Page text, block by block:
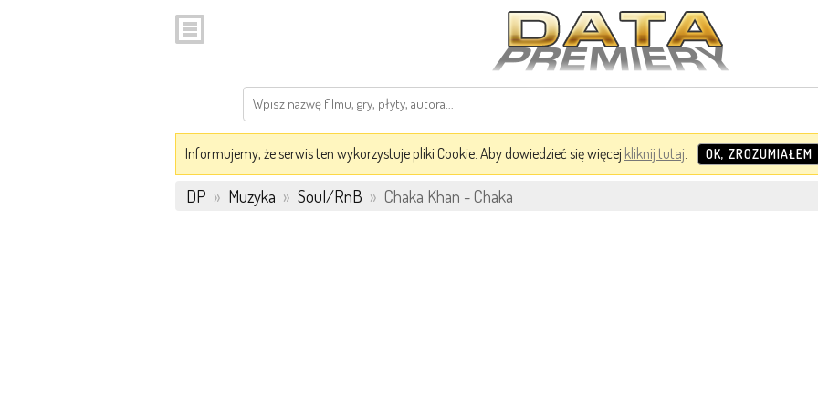
Informujemy, że serwis ten wykorzystuje pliki Cookie. Aby dowiedzieć się więcej kliknij tutaj. OK, ZROZUMIAŁEM
DP » Muzyka » Soul/RnB » Chaka Khan - Chaka